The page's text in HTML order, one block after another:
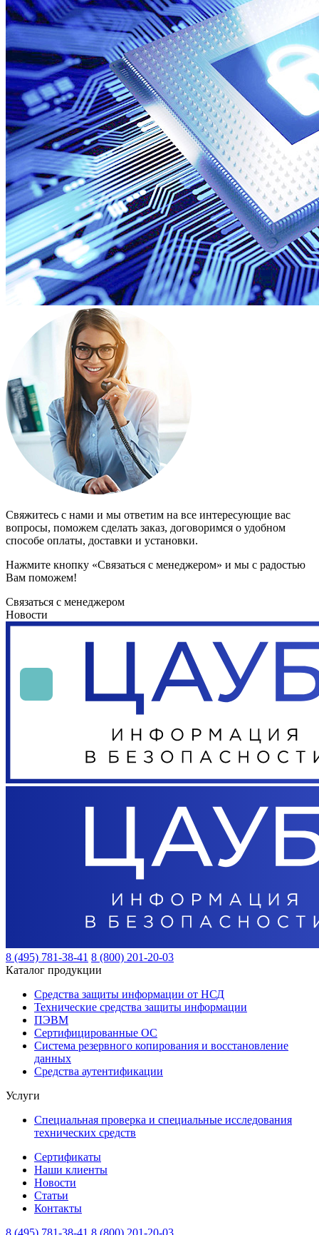
Свяжитесь с нами и мы ответим на все интересующие вас
вопросы, поможем сделать заказ, договоримся о удобном
способе оплаты, доставки и установки.
Нажмите кнопку «Связаться с менеджером» и мы с радостью
Вам поможем!
Связаться с менеджером
Новости
8 (495) 781-38-41 8 (800) 201-20-03
Каталог продукции
Средства защиты информации от НСД
Технические средства защиты информации
ПЭВМ
Сертифицированные ОС
Система резервного копирования и восстановление
данных
Средства аутентификации
Услуги
Специальная проверка и специальные исследования
технических средств
Сертификаты
Наши клиенты
Новости
Статьи
Контакты
8 (495) 781-38-41 8 (800) 201-20-03